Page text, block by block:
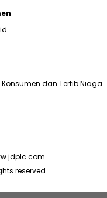
dan Tertib Niaga
reserved.